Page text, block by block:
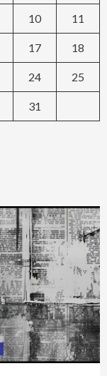
10 11
17 18
24 25
31